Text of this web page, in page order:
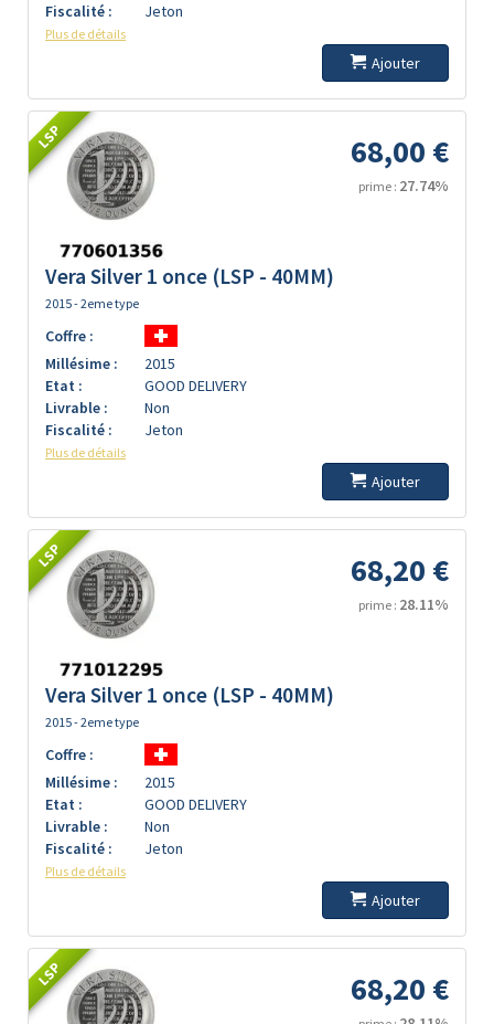
Fiscalité :
Jeton
Plus de détails
Ajouter
LSP 68,00 €
prime : 27.74%
Vera Silver 1 once (LSP - 40MM)
2015 - 2eme type
Coffre :
Millésime :
2015
Etat :
GOOD DELIVERY
Livrable :
Non
Fiscalité :
Jeton
Plus de détails
Ajouter
LSP 68,20 €
prime : 28.11%
Vera Silver 1 once (LSP - 40MM)
2015 - 2eme type
Coffre :
Millésime :
2015
Etat :
GOOD DELIVERY
Livrable :
Non
Fiscalité :
Jeton
Plus de détails
Ajouter
LSP 68,20 €